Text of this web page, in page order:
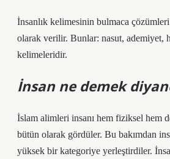
İnsanlık kelimesinin bulmaca
olarak verilir. Bunlar: nasut, ademiyet,
kelimeleridir.
İnsan ne demek
İslam alimleri insanı hem fiziksel hem
bütün olarak gördüler. Bu bakımdan
yüksek bir kategoriye yerleştirdiler.